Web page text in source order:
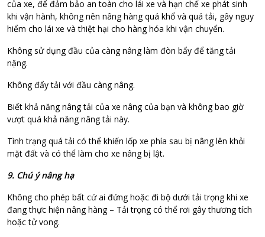
của xe, để đảm bảo an toàn cho lái xe và hạn chế xe phát sinh
khi vận hành, không nên nâng hàng quá khổ và quá tải, gây nguy
hiểm cho lái xe và thiệt hại cho hàng hóa khi vận chuyển.
Không sử dụng đầu của càng nâng làm đòn bẩy để tăng tải
nặng.
Không đẩy tải với đầu càng nâng.
Biết khả năng nâng tải của xe nâng của bạn và không bao giờ
vượt quá khả năng nâng tải này.
Tình trạng quá tải có thể khiến lốp xe phía sau bị nâng lên khỏi
mặt đất và có thể làm cho xe nâng bị lật.
9. Chú ý nâng hạ
Không cho phép bất cứ ai đứng hoặc đi bộ dưới tải trọng khi xe
đang thực hiện nâng hàng – Tải trọng có thể rơi gây thương tích
hoặc tử vong.